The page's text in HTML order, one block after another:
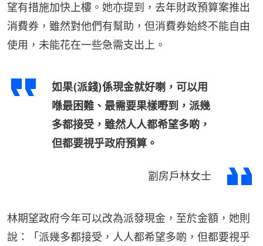
望有措施加快上樓。她亦提到，去年財政預算案推出
消費券，雖然對他們有幫助，但消費券始終不能自由
使用，未能花在一些急需支出上。
如果(派錢)係現金就好喇，可以用
喺最困難、最需要果樣嘢到，派幾
多都接受，雖然人人都希望多啲，
但都要視乎政府預算。
劏房戶林女士
林期望政府今年可以改為派發現金，至於金額，她則
說：「派幾多都接受，人人都希望多啲，但都要視乎